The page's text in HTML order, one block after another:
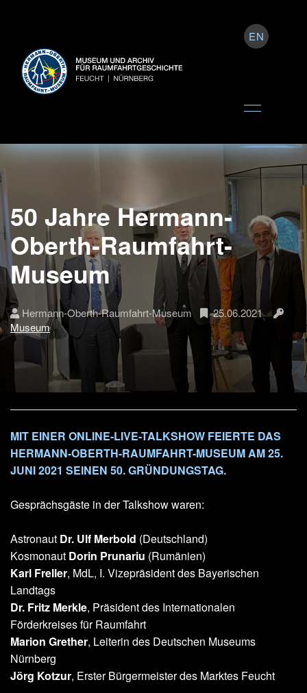
EN
50 Jahre Hermann-
Oberth-Raumfahrt-
Museum
Hermann-Oberth-Raumfahrt-Museum
25.06.2021
Museum
MIT EINER ONLINE-LIVE-TALKSHOW FEIERTE DAS
HERMANN-OBERTH-RAUMFAHRT-MUSEUM AM 25.
JUNI 2021 SEINEN 50. GRÜNDUNGSTAG.
Gesprächsgäste in der Talkshow waren:
Astronaut Dr. Ulf Merbold (Deutschland)
Kosmonaut Dorin Prunariu (Rumänien)
Karl Freller, MdL, I. Vizepräsident des Bayerischen
Landtags
Dr. Fritz Merkle, Präsident des Internationalen
Förderkreises für Raumfahrt
Marion Grether, Leiterin des Deutschen Museums
Nürnberg
Jörg Kotzur, Erster Bürgermeister des Marktes Feucht